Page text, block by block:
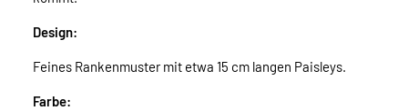
Design:
Feines Rankenmuster mit etwa 15 cm langen Paisleys.
Farbe: